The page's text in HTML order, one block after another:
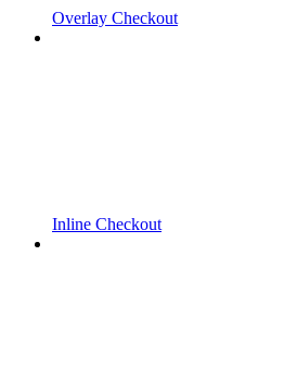
Overlay Checkout
Inline Checkout